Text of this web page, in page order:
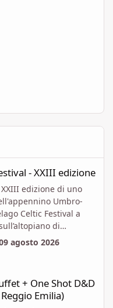
- XXIII edizione
edizione di uno
Umbro-
Celtic Festival a
di
Macerata.
disponibili
almeno due giorni
agosto 2026
D&D 04/09 - (Montalto /
+ One Shot D&D
Emilia)